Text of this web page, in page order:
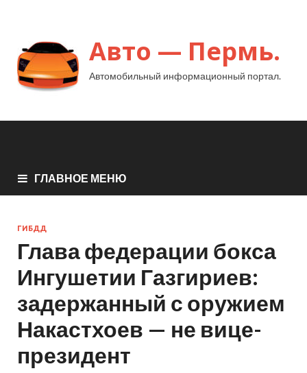
Авто — Пермь.
Автомобильный информационный портал.
ГЛАВНОЕ МЕНЮ
ГИБДД
Глава федерации бокса
Ингушетии Газгириев:
задержанный с оружием
Накастхоев — не вице-
президент